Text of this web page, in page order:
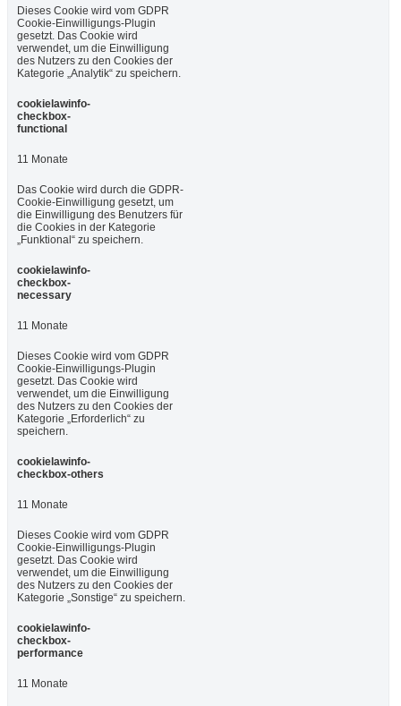
Dieses Cookie wird vom GDPR
Cookie-Einwilligungs-Plugin
gesetzt. Das Cookie wird
verwendet, um die Einwilligung
des Nutzers zu den Cookies der
Kategorie „Analytik“ zu speichern.
cookielawinfo-
checkbox-
functional
11 Monate
Das Cookie wird durch die GDPR-
Cookie-Einwilligung gesetzt, um
die Einwilligung des Benutzers für
die Cookies in der Kategorie
„Funktional“ zu speichern.
cookielawinfo-
checkbox-
necessary
11 Monate
Dieses Cookie wird vom GDPR
Cookie-Einwilligungs-Plugin
gesetzt. Das Cookie wird
verwendet, um die Einwilligung
des Nutzers zu den Cookies der
Kategorie „Erforderlich“ zu
speichern.
cookielawinfo-
checkbox-others
11 Monate
Dieses Cookie wird vom GDPR
Cookie-Einwilligungs-Plugin
gesetzt. Das Cookie wird
verwendet, um die Einwilligung
des Nutzers zu den Cookies der
Kategorie „Sonstige“ zu speichern.
cookielawinfo-
checkbox-
performance
11 Monate